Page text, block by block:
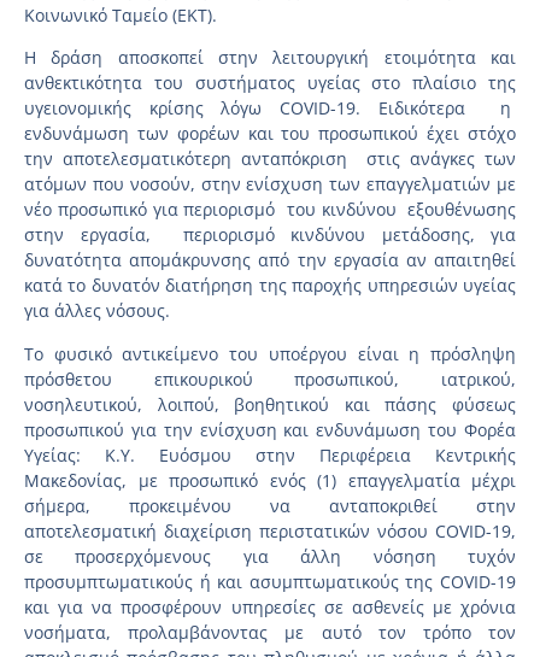
Κοινωνικό Ταμείο (ΕΚΤ).
Η δράση αποσκοπεί στην λειτουργική ετοιμότητα και
ανθεκτικότητα του συστήματος υγείας στο πλαίσιο της
υγειονομικής κρίσης λόγω COVID-19. Ειδικότερα η
ενδυνάμωση των φορέων και του προσωπικού έχει στόχο
την αποτελεσματικότερη ανταπόκριση στις ανάγκες των
ατόμων που νοσούν, στην ενίσχυση των επαγγελματιών με
νέο προσωπικό για περιορισμό του κινδύνου εξουθένωσης
στην εργασία, περιορισμό κινδύνου μετάδοσης, για
δυνατότητα απομάκρυνσης από την εργασία αν απαιτηθεί
κατά το δυνατόν διατήρηση της παροχής υπηρεσιών υγείας
για άλλες νόσους.
Το φυσικό αντικείμενο του υποέργου είναι η πρόσληψη
πρόσθετου επικουρικού προσωπικού, ιατρικού,
νοσηλευτικού, λοιπού, βοηθητικού και πάσης φύσεως
προσωπικού για την ενίσχυση και ενδυνάμωση του Φορέα
Υγείας: Κ.Υ. Ευόσμου στην Περιφέρεια Κεντρικής
Μακεδονίας, με προσωπικό ενός (1) επαγγελματία μέχρι
σήμερα, προκειμένου να ανταποκριθεί στην
αποτελεσματική διαχείριση περιστατικών νόσου COVID-19,
σε προσερχόμενους για άλλη νόσηση τυχόν
προσυμπτωματικούς ή και ασυμπτωματικούς της COVID-19
και για να προσφέρουν υπηρεσίες σε ασθενείς με χρόνια
νοσήματα, προλαμβάνοντας με αυτό τον τρόπο τον